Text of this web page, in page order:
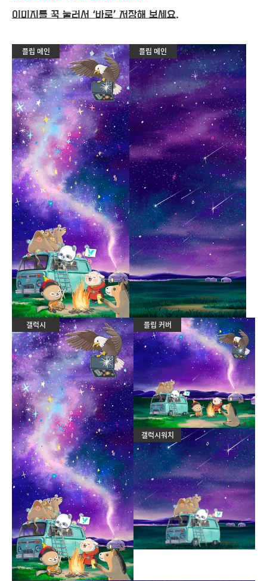
이미지를 꾹 눌러서 ‘바로’ 저장해 보세요.
플립 메인 플립 메인
갤럭시 플립 커버
갤럭시워치